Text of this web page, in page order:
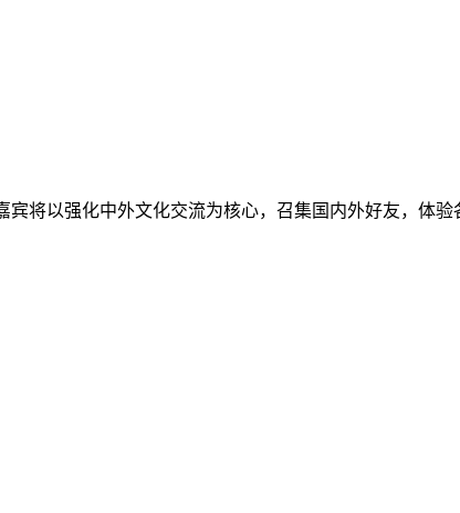
将以强化中外文化交流为核心，召集国内外好友，体